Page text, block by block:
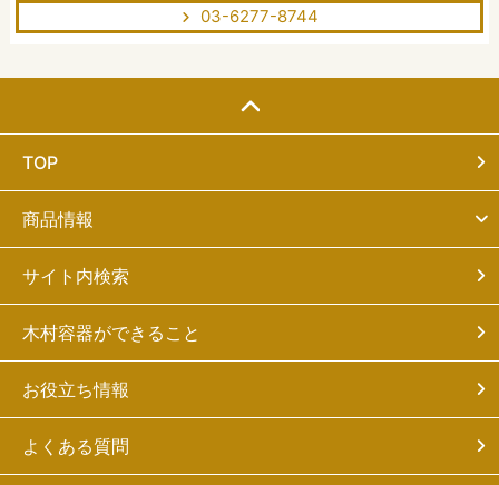
03-6277-8744
TOP
商品情報
サイト内検索
木村容器ができること
お役立ち情報
よくある質問